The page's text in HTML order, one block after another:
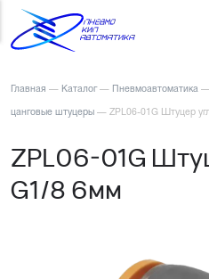
Главная — Каталог — Пневмоавтоматика
цанговые штуцеры — ZPL06-01G Штуцер
ZPL06-01G
G1/8 6мм